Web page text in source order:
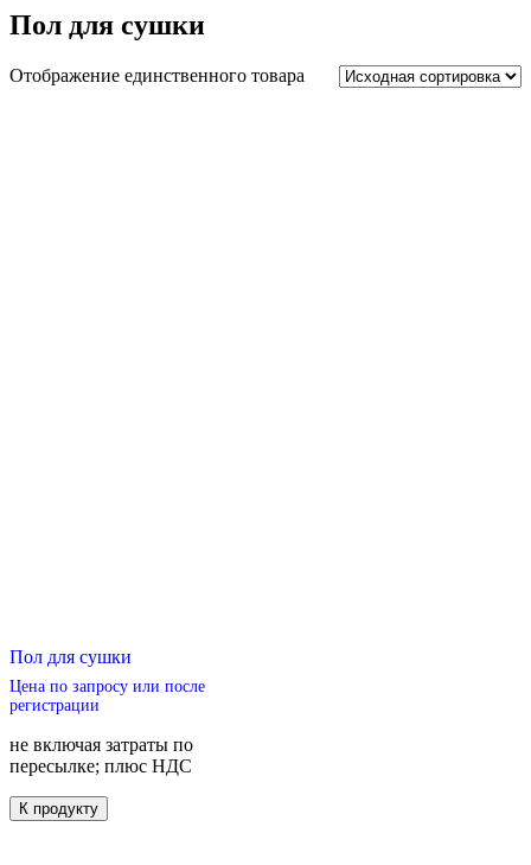
Пол для сушки
Отображение единственного товара
Пол для сушки
Цена по запросу или после
регистрации
не включая затраты по
пересылке; плюс НДС
Этот
товар
К продукту